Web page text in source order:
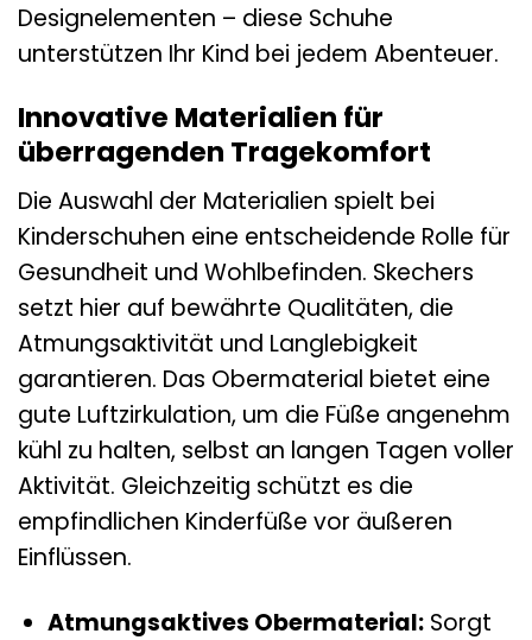
Designelementen – diese Schuhe
unterstützen Ihr Kind bei jedem Abenteuer.
Innovative Materialien für
überragenden Tragekomfort
Die Auswahl der Materialien spielt bei
Kinderschuhen eine entscheidende Rolle für
Gesundheit und Wohlbefinden. Skechers
setzt hier auf bewährte Qualitäten, die
Atmungsaktivität und Langlebigkeit
garantieren. Das Obermaterial bietet eine
gute Luftzirkulation, um die Füße angenehm
kühl zu halten, selbst an langen Tagen voller
Aktivität. Gleichzeitig schützt es die
empfindlichen Kinderfüße vor äußeren
Einflüssen.
Atmungsaktives Obermaterial:Sorgt